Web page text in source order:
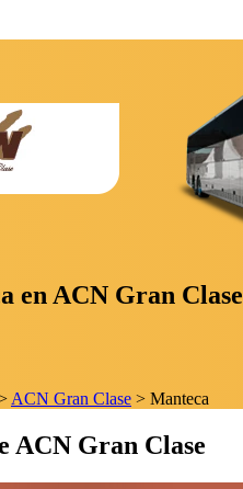
en ACN Gran Clase
ACN Gran Clase > Manteca
ACN Gran Clase